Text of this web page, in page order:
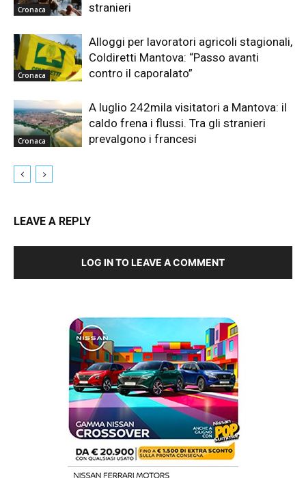
Cronaca
stranieri
Cronaca
Alloggi per lavoratori agricoli stagionali,
Coldiretti Mantova: “Passo avanti
contro il caporalato”
Cronaca
A luglio 242mila visitatori a Mantova: il
caldo frena i flussi. Tra gli stranieri
prevalgono i francesi
LEAVE A REPLY
LOG IN TO LEAVE A COMMENT